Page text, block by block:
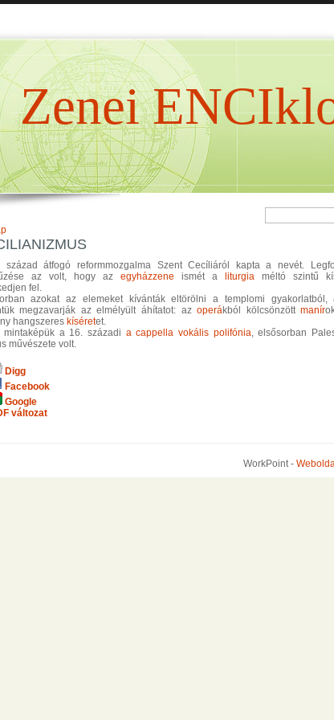
Zenei
század átfogó reformmozgalma Szent Cecíliáról kapta a nevét.
az volt, hogy az egyházzene ismét a liturgiaméltó szintű
fel.
azokat az elemeket kívánták eltörölni a templomi gyakorlatból,
megzavarják az elmélyült áhítatot: azoperákból kölcsönzöttmanír
hangszeres kíséretet.
mintaképük a 16. századi a cappella vokális polifónia, elsősorban
művészete volt.
Digg
Facebook
Google
változat
WorkPoint -